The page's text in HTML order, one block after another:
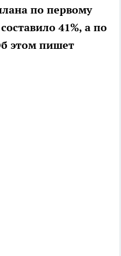
по первому
41%, а по
этом пишет